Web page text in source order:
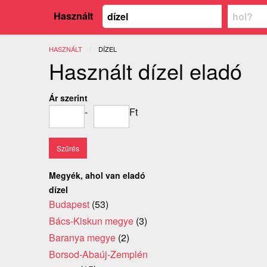
Használt
HASZNÁLT JELENLEGI:
DÍZEL
Használt dízel eladó
Ár szerint
- Ft
Megyék, ahol van eladó
dízel
Budapest (53)
Bács-Kiskun megye (3)
Baranya megye (2)
Borsod-Abaúj-Zemplén